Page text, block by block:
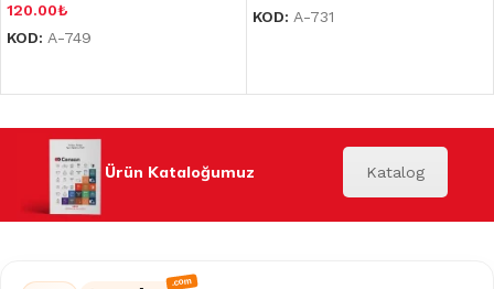
120.00₺
KOD: A-749
KOD: A-731
Ürün Kataloğumuz Katalog